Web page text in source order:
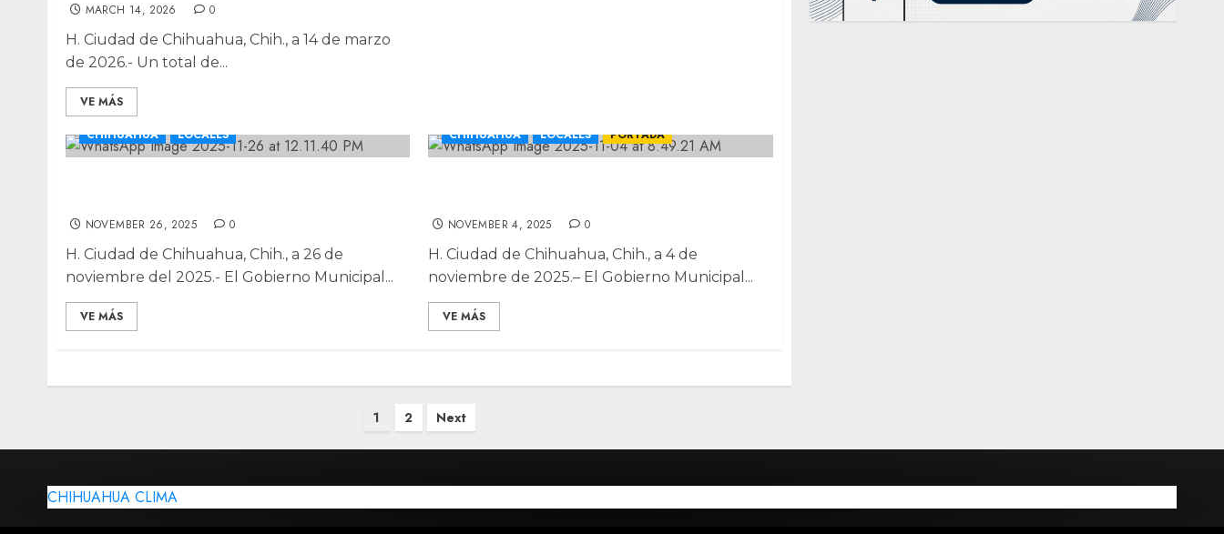
MARCH 14, 2026 0
H. Ciudad de Chihuahua, Chih., a 14 de marzo
de 2026.- Un total de...
VE MÁS
CHIHUAHUA LOCALES
NOVEMBER 26, 2025 0
H. Ciudad de Chihuahua, Chih., a 26 de
noviembre del 2025.- El Gobierno Municipal...
VE MÁS
CHIHUAHUA LOCALES PORTADA
NOVEMBER 4, 2025 0
H. Ciudad de Chihuahua, Chih., a 4 de
noviembre de 2025.– El Gobierno Municipal...
VE MÁS
pagination
1 2 Next
CHIHUAHUA CLIMA